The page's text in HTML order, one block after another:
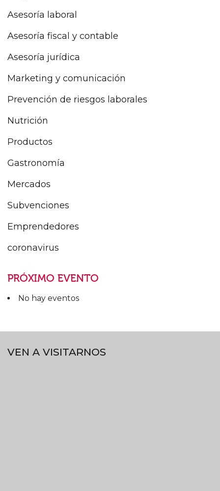
Asesoría laboral
Asesoría fiscal y contable
Asesoría jurídica
Marketing y comunicación
Prevención de riesgos laborales
Nutrición
Productos
Gastronomía
Mercados
Subvenciones
Emprendedores
coronavirus
PRÓXIMO EVENTO
No hay eventos
VEN A VISITARNOS